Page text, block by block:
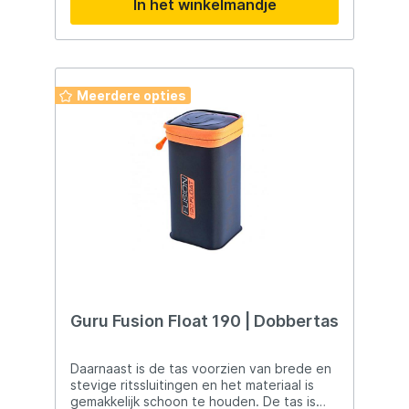
sleutels, documenten en andere
belangrijke spullen.
In het winkelmandje
Meerdere opties
Guru Fusion Float 190 | Dobbertas
Daarnaast is de tas voorzien van brede en
stevige ritssluitingen en het materiaal is
gemakkelijk schoon te houden. De tas is